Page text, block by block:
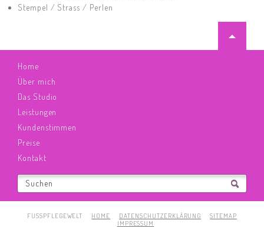
Stempel / Strass / Perlen
überspringen
Home
Über mich
Das Studio
Leistungen
Kundenstimmen
Preise
Kontakt
Suchen
FUSSPFLEGEWELT
NAVIGATION
ÜBERSPRINGEN
HOME DATENSCHUTZERKLÄRUNG
SITEMAP
IMPRESSUM